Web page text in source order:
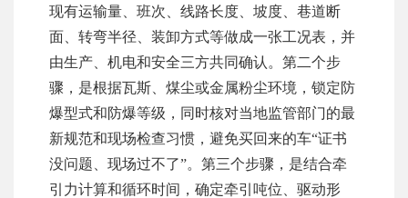
现有运输量、班次、线路长度、坡度、巷道断
面、转弯半径、装卸方式等做成一张工况表，并
由生产、机电和安全三方共同确认。第二个步
骤，是根据瓦斯、煤尘或金属粉尘环境，锁定防
爆型式和防爆等级，同时核对当地监管部门的最
新规范和现场检查习惯，避免买回来的车“证书
没问题、现场过不了”。第三个步骤，是结合牵
引力计算和循环时间，确定牵引吨位、驱动形